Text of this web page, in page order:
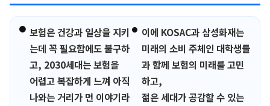
● 보험은 건강과 일상을 지키
는데 꼭 필요함에도 불구하
고, 2030세대는 보험을
어렵고 복잡하게 느껴 아직
나와는 거리가 먼 이야기라
● 이에 KOSAC과 삼성화재는
미래의 소비 주체인 대학생들
과 함께 보험의 미래를 고민
하고,
젊은 세대가 공감할 수 있는